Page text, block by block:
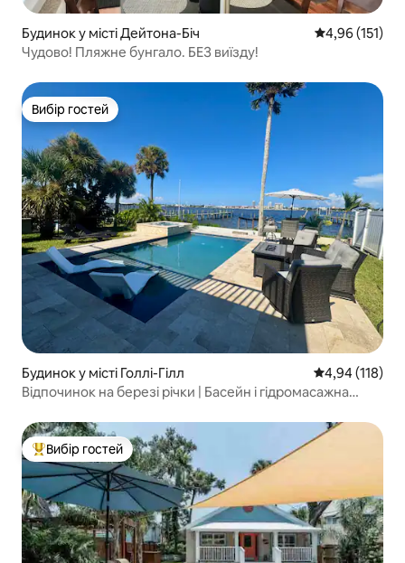
Будинок у місті Дейтона-Біч Середня
4,96 (151)
Чудово! Пляжне бунгало. БЕЗ виїзду!
Вибір гостей
Вибір гостей
Будинок у місті Голлі-Гілл Середня
4,94 (118)
Відпочинок на березі річки | Басейн і гідромасажна
Топ вибір гостей
Вибір гостей